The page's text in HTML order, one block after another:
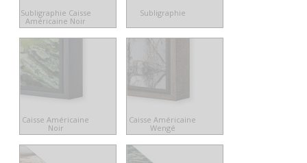
Subligraphie Caisse
Américaine Noir
Subligraphie
Caisse Américaine
Noir
Caisse Américaine
Wengé